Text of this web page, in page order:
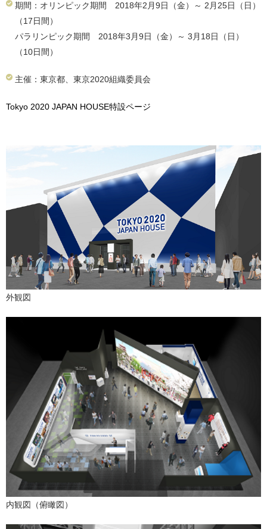
期間：オリンピック期間 2018年2月9日（金）～ 2月25日（日）
（17日間）
パラリンピック期間 2018年3月9日（金）～ 3月18日（日）
（10日間）
主催：東京都、東京2020組織委員会
Tokyo 2020 JAPAN HOUSE特設ページ
外観図
内観図（俯瞰図）